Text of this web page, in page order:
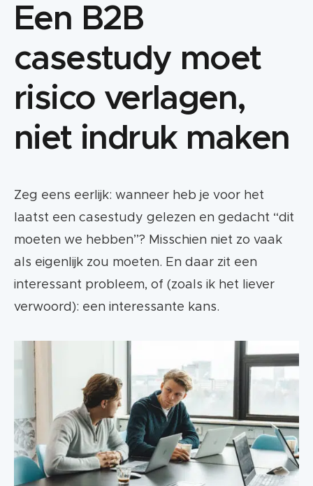
Een B2B
casestudy moet
risico verlagen,
niet indruk maken
Zeg eens eerlijk: wanneer heb je voor het
laatst een casestudy gelezen en gedacht “dit
moeten we hebben”? Misschien niet zo vaak
als eigenlijk zou moeten. En daar zit een
interessant probleem, of (zoals ik het liever
verwoord): een interessante kans.